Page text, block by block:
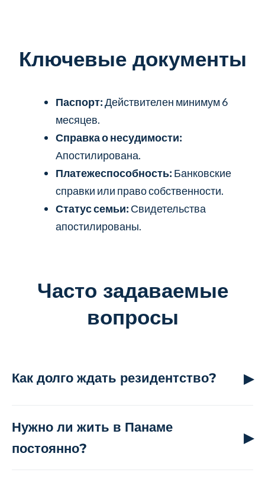
Ключевые документы
Паспорт:Действителен минимум 6
месяцев.
Справка о несудимости:
Апостилирована.
Платежеспособность: Банковские
справки или право собственности.
Статус семьи: Свидетельства
апостилированы.
Часто задаваемые
вопросы
Как долго ждать резидентство?
Нужно ли жить в Панаме
постоянно?